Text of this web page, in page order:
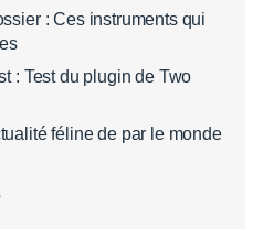
: Ces instruments qui
: Test du plugin de Two
féline de par le monde